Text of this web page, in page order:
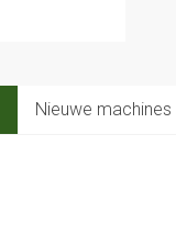
Nieuwe machines